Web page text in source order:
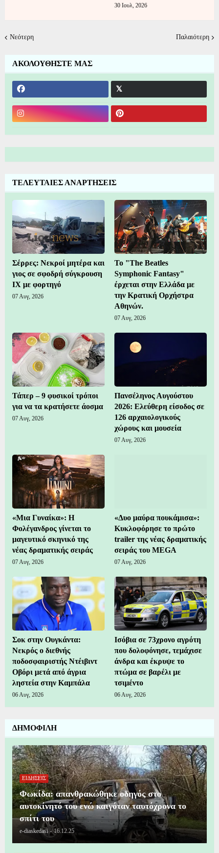
30 Ιουλ, 2026
Νεότερη Παλαιότερη
ΑΚΟΛΟΥΘΗΣΤΕ ΜΑΣ
ΤΕΛΕΥΤΑΙΕΣ ΑΝΑΡΤΗΣΕΙΣ
Σέρρες: Νεκροί μητέρα και
γιος σε σφοδρή σύγκρουση
ΙΧ με φορτηγό
07 Αυγ, 2026
Το "The Beatles
Symphonic Fantasy"
έρχεται στην Ελλάδα με
την Κρατική Ορχήστρα
Αθηνών.
07 Αυγ, 2026
Τάπερ – 9 φυσικοί τρόποι
για να τα κρατήσετε άοσμα
07 Αυγ, 2026
Πανσέληνος Αυγούστου
2026: Ελεύθερη είσοδος σε
126 αρχαιολογικούς
χώρους και μουσεία
07 Αυγ, 2026
«Μια Γυναίκα»: Η
Φολέγανδρος γίνεται το
μαγευτικό σκηνικό της
νέας δραματικής σειράς
07 Αυγ, 2026
«Δυο μαύρα πουκάμισα»:
Κυκλοφόρησε το πρώτο
trailer της νέας δραματικής
σειράς του MEGA
07 Αυγ, 2026
Σοκ στην Ουγκάντα:
Νεκρός ο διεθνής
ποδοσφαιριστής Ντέιβιντ
Οβόρι μετά από άγρια
ληστεία στην Καμπάλα
06 Αυγ, 2026
Ισόβια σε 73χρονο αγρότη
που δολοφόνησε, τεμάχισε
άνδρα και έκρυψε το
πτώμα σε βαρέλι με
τσιμέντο
06 Αυγ, 2026
ΔΗΜΟΦΙΛΗ
ΕΙΔΗΣΕΙΣ
Φωκίδα: απανθρακώθηκε οδηγός στο
αυτοκίνητό του ενώ καιγόταν ταυτόχρονα το
σπίτι του
e-diaskedasi - 16.12.25